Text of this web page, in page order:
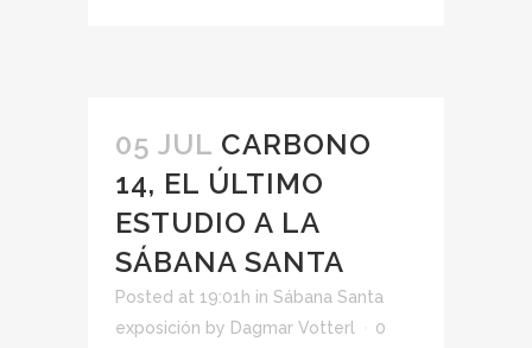
05 JUL CARBONO
14, EL ÚLTIMO
ESTUDIO A LA
SÁBANA SANTA
Posted at 19:01h in Sábana Santa
exposición by Dagmar Votterl
0